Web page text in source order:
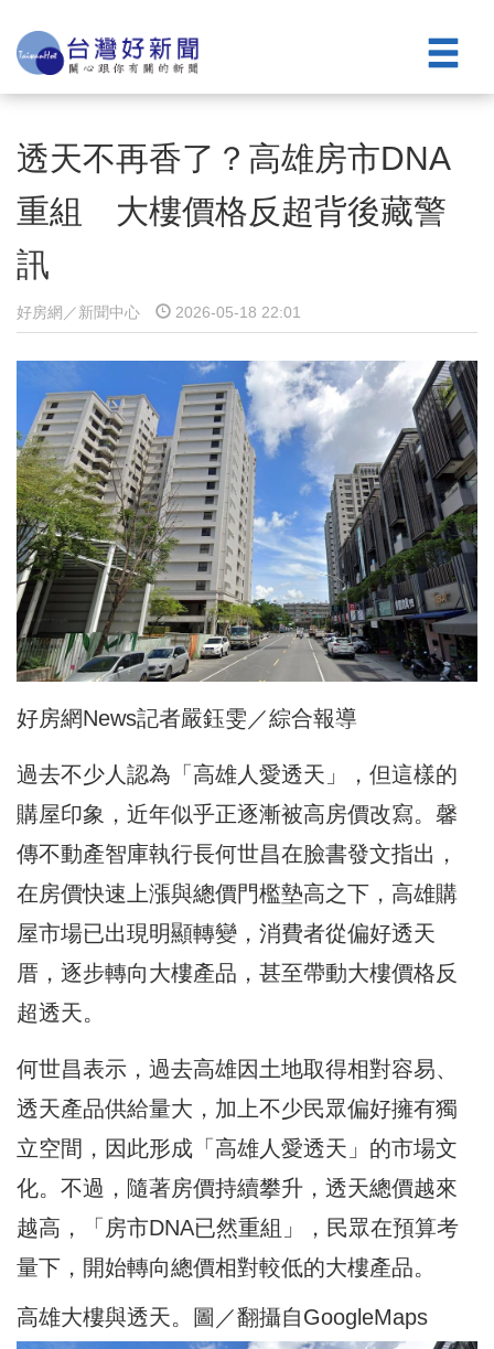
透天不再香了？高雄房市DNA
重組 大樓價格反超背後藏警
訊
好房網／新聞中心 2026-05-18 22:01
好房網News記者嚴鈺雯／綜合報導
過去不少人認為「高雄人愛透天」，但這樣的
購屋印象，近年似乎正逐漸被高房價改寫。馨
傳不動產智庫執行長何世昌在臉書發文指出，
在房價快速上漲與總價門檻墊高之下，高雄購
屋市場已出現明顯轉變，消費者從偏好透天
厝，逐步轉向大樓產品，甚至帶動大樓價格反
超透天。
何世昌表示，過去高雄因土地取得相對容易、
透天產品供給量大，加上不少民眾偏好擁有獨
立空間，因此形成「高雄人愛透天」的市場文
化。不過，隨著房價持續攀升，透天總價越來
越高，「房市DNA已然重組」，民眾在預算考
量下，開始轉向總價相對較低的大樓產品。
高雄大樓與透天。圖／翻攝自GoogleMaps